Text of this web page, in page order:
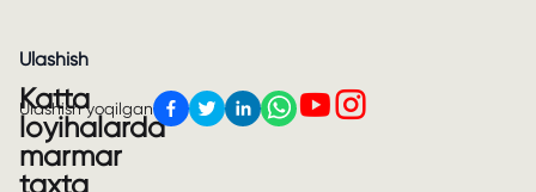
Katta
loyihalarda
marmar
taxta
Ulashish
Ulashish yoqilgan